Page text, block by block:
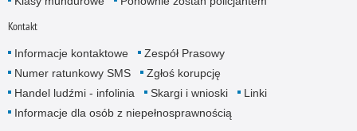
Kontakt
Informacje kontaktowe
Zespół Prasowy
Numer ratunkowy SMS
Zgłoś korupcję
Handel ludźmi - infolinia
Skargi i wnioski
Linki
Informacje dla osób z niepełnosprawnością